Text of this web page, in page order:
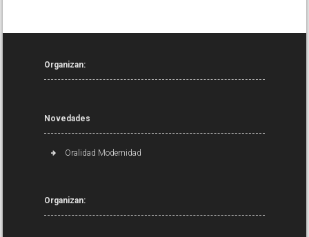
Organizan:
Novedades
Oralidad Modernidad
Organizan: